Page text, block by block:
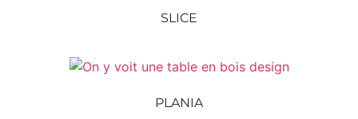
SLICE
PLANIA